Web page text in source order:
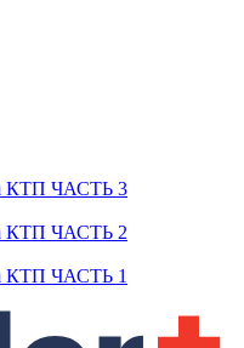
КТП ЧАСТЬ 3
КТП ЧАСТЬ 2
КТП ЧАСТЬ 1